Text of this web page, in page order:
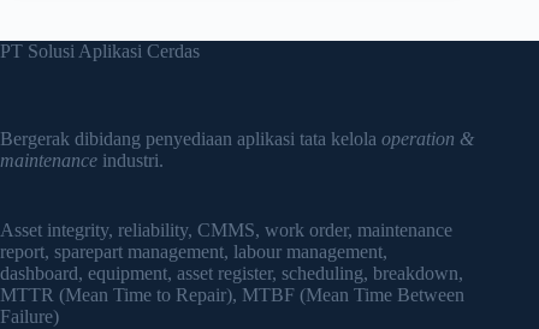
PT Solusi Aplikasi Cerdas
Bergerak dibidang penyediaan aplikasi tata kelola operation &
maintenance industri.
Asset integrity, reliability, CMMS, work order, maintenance
report, sparepart management, labour management,
dashboard, equipment, asset register, scheduling, breakdown,
MTTR (Mean Time to Repair), MTBF (Mean Time Between
Failure)